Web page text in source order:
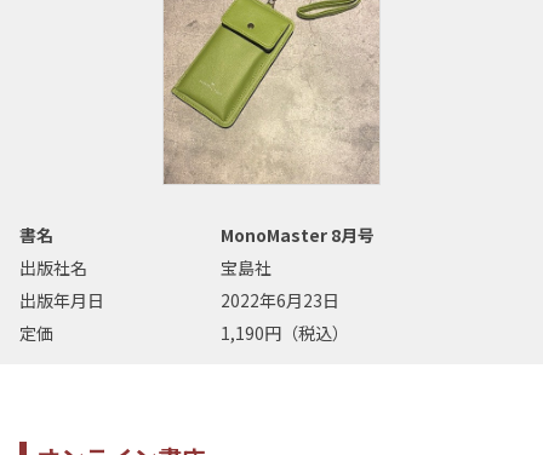
書名
MonoMaster 8月号
出版社名
宝島社
出版年月日
2022年6月23日
定価
1,190円（税込）